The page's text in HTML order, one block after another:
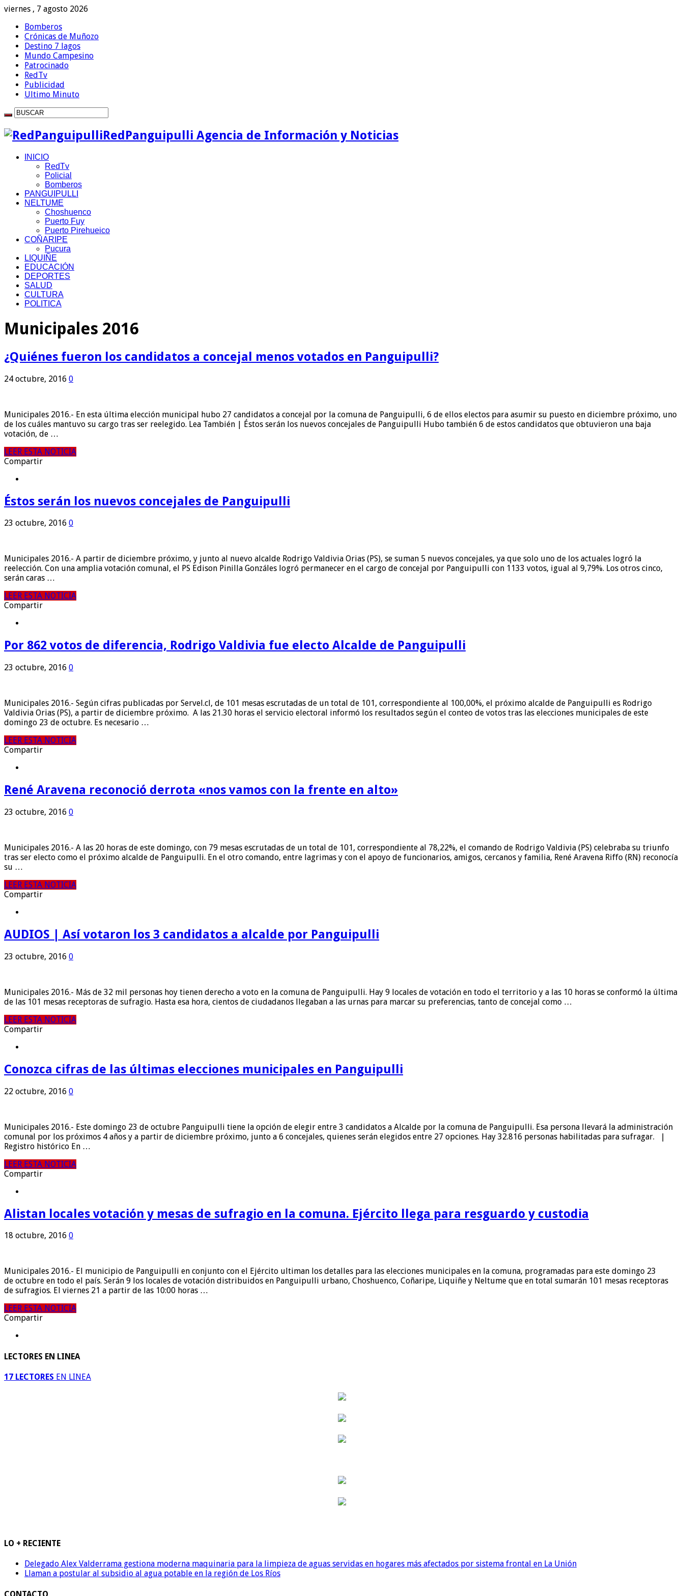
viernes , 7 agosto 2026
Bomberos
Crónicas de Muñozo
Destino 7 lagos
Mundo Campesino
Patrocinado
RedTv
Publicidad
Ultimo Minuto
RedPanguipulli Agencia de Información y Noticias
INICIO
RedTv
Policial
Bomberos
PANGUIPULLI
NELTUME
Choshuenco
Puerto Fuy
Puerto Pirehueico
COÑARIPE
Pucura
LIQUIÑE
EDUCACIÓN
DEPORTES
SALUD
CULTURA
POLITICA
Municipales 2016
¿Quiénes fueron los candidatos a concejal menos votados en Panguipulli?
24 octubre, 2016 0
Municipales 2016.- En esta última elección municipal hubo 27 candidatos a concejal por la comuna de Panguipulli, 6 de ellos electos para asumir su puesto en diciembre próximo, uno
de los cuáles mantuvo su cargo tras ser reelegido. Lea También | Éstos serán los nuevos concejales de Panguipulli Hubo también 6 de estos candidatos que obtuvieron una baja
votación, de …
LEER ESTA NOTICIA
Compartir
Éstos serán los nuevos concejales de Panguipulli
23 octubre, 2016 0
Municipales 2016.- A partir de diciembre próximo, y junto al nuevo alcalde Rodrigo Valdivia Orias (PS), se suman 5 nuevos concejales, ya que solo uno de los actuales logró la
reelección. Con una amplia votación comunal, el PS Edison Pinilla Gonzáles logró permanecer en el cargo de concejal por Panguipulli con 1133 votos, igual al 9,79%. Los otros cinco,
serán caras …
LEER ESTA NOTICIA
Compartir
Por 862 votos de diferencia, Rodrigo Valdivia fue electo Alcalde de Panguipulli
23 octubre, 2016 0
Municipales 2016.- Según cifras publicadas por Servel.cl, de 101 mesas escrutadas de un total de 101, correspondiente al 100,00%, el próximo alcalde de Panguipulli es Rodrigo
Valdivia Orias (PS), a partir de diciembre próximo. A las 21.30 horas el servicio electoral informó los resultados según el conteo de votos tras las elecciones municipales de este
domingo 23 de octubre. Es necesario …
LEER ESTA NOTICIA
Compartir
René Aravena reconoció derrota «nos vamos con la frente en alto»
23 octubre, 2016 0
Municipales 2016.- A las 20 horas de este domingo, con 79 mesas escrutadas de un total de 101, correspondiente al 78,22%, el comando de Rodrigo Valdivia (PS) celebraba su triunfo
tras ser electo como el próximo alcalde de Panguipulli. En el otro comando, entre lagrimas y con el apoyo de funcionarios, amigos, cercanos y familia, René Aravena Riffo (RN) reconocía
su …
LEER ESTA NOTICIA
Compartir
AUDIOS | Así votaron los 3 candidatos a alcalde por Panguipulli
23 octubre, 2016 0
Municipales 2016.- Más de 32 mil personas hoy tienen derecho a voto en la comuna de Panguipulli. Hay 9 locales de votación en todo el territorio y a las 10 horas se conformó la última
de las 101 mesas receptoras de sufragio. Hasta esa hora, cientos de ciudadanos llegaban a las urnas para marcar su preferencias, tanto de concejal como …
LEER ESTA NOTICIA
Compartir
Conozca cifras de las últimas elecciones municipales en Panguipulli
22 octubre, 2016 0
Municipales 2016.- Este domingo 23 de octubre Panguipulli tiene la opción de elegir entre 3 candidatos a Alcalde por la comuna de Panguipulli. Esa persona llevará la administración
comunal por los próximos 4 años y a partir de diciembre próximo, junto a 6 concejales, quienes serán elegidos entre 27 opciones. Hay 32.816 personas habilitadas para sufragar. |
Registro histórico En …
LEER ESTA NOTICIA
Compartir
Alistan locales votación y mesas de sufragio en la comuna. Ejército llega para resguardo y custodia
18 octubre, 2016 0
Municipales 2016.- El municipio de Panguipulli en conjunto con el Ejército ultiman los detalles para las elecciones municipales en la comuna, programadas para este domingo 23
de octubre en todo el país. Serán 9 los locales de votación distribuidos en Panguipulli urbano, Choshuenco, Coñaripe, Liquiñe y Neltume que en total sumarán 101 mesas receptoras
de sufragios. El viernes 21 a partir de las 10:00 horas …
LEER ESTA NOTICIA
Compartir
LECTORES EN LINEA
17 LECTORES EN LINEA
LO + RECIENTE
Delegado Alex Valderrama gestiona moderna maquinaria para la limpieza de aguas servidas en hogares más afectados por sistema frontal en La Unión
Llaman a postular al subsidio al agua potable en la región de Los Ríos
CONTACTO